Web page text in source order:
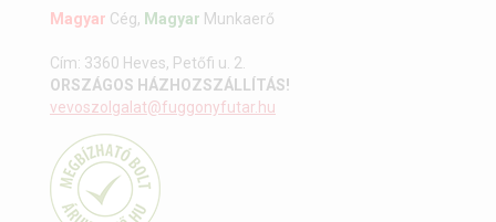
Magyar Cég, Magyar Munkaerő
Cím: 3360 Heves, Petőfi u. 2.
ORSZÁGOS HÁZHOZSZÁLLÍTÁS!
vevoszolgalat@fuggonyfutar.hu